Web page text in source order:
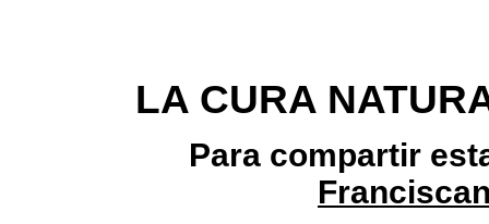
LA CURA
Para compartir